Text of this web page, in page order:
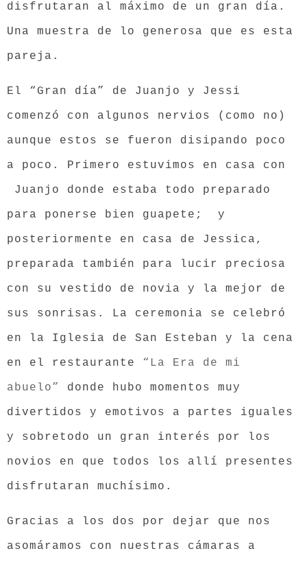
disfrutaran al máximo de un gran día.
Una muestra de lo generosa que es esta
pareja.
El “Gran día” de Juanjo y Jessi
comenzó con algunos nervios (como no)
aunque estos se fueron disipando poco
a poco. Primero estuvimos en casa con
Juanjo donde estaba todo preparado
para ponerse bien guapete; y
posteriormente en casa de Jessica,
preparada también para lucir preciosa
con su vestido de novia y la mejor de
sus sonrisas. La ceremonia se celebró
en la Iglesia de San Esteban y la cena
en el restaurante “La Era de mi
abuelo”
donde hubo momentos muy
divertidos y emotivos a partes iguales
y sobretodo un gran interés por los
novios en que todos los allí presentes
disfrutaran muchísimo.
Gracias a los dos por dejar que nos
asomáramos con nuestras cámaras a